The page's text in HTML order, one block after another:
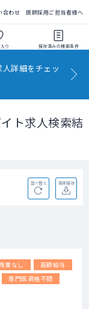
合わせ 医師採用ご担当者様へ
り 保存済みの検索条件
詳細をチェッ
ト求人検索結
並べ替え 条件保存
業なし
高額給与
専門医資格不問